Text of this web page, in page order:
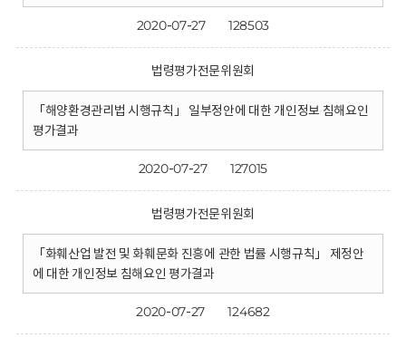
2020-07-27 128503
법령평가전문위원회
「해양환경관리법 시행규칙」 일부정안에 대한 개인정보 침해요인
평가결과
2020-07-27 127015
법령평가전문위원회
「화훼산업 발전 및 화훼문화 진흥에 관한 법률 시행규칙」 제정안
에 대한 개인정보 침해요인 평가결과
2020-07-27 124682